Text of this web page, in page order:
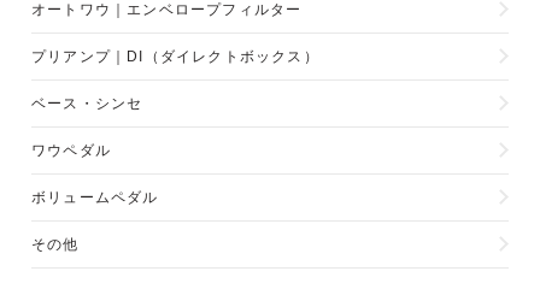
オートワウ｜エンベロープフィルター
プリアンプ｜DI（ダイレクトボックス）
ベース・シンセ
ワウペダル
ボリュームペダル
その他